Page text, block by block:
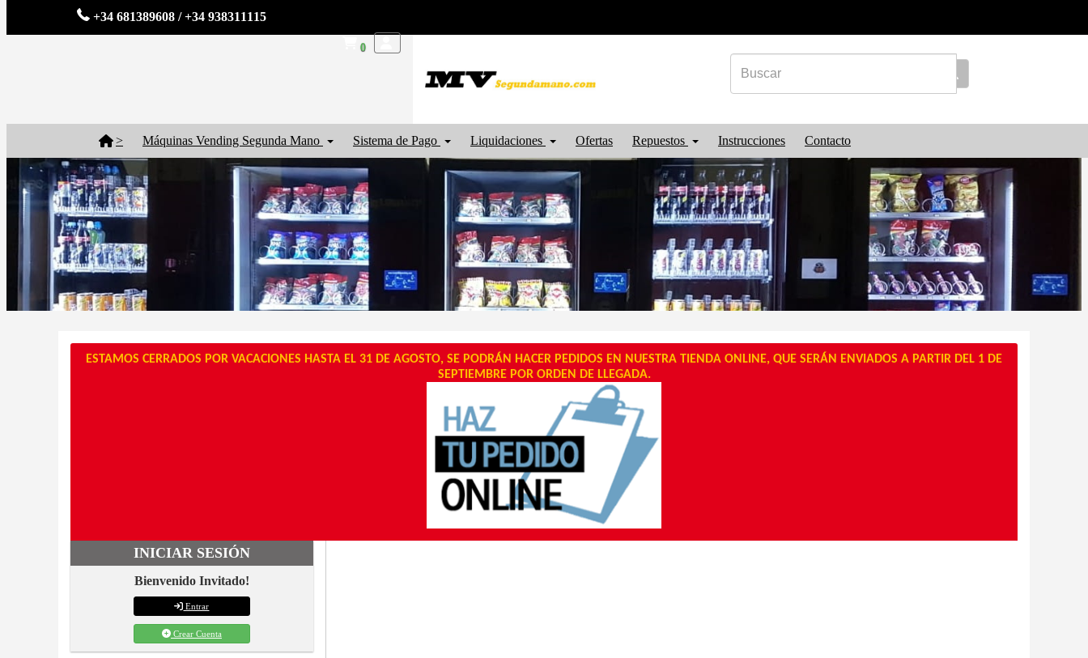
+34 681389608 / +34 938311115
0
> Máquinas Vending Segunda Mano Sistema de Pago Liquidaciones Ofertas Repuestos Instrucciones Contacto
ESTAMOS CERRADOS POR VACACIONES HASTA EL 31 DE AGOSTO, SE PODRÁN HACER PEDIDOS EN NUESTRA TIENDA ONLINE, QUE SERÁN ENVIADOS A PARTIR DEL 1 DE
SEPTIEMBRE POR ORDEN DE LLEGADA.
INICIAR SESIÓN
Bienvenido Invitado!
Entrar
Crear Cuenta